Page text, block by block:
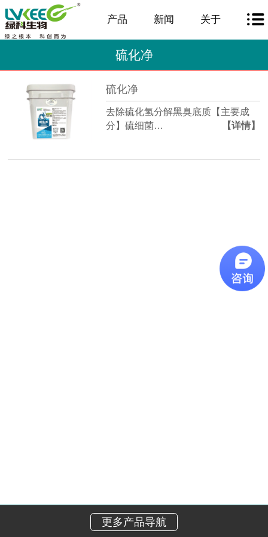
产品 新闻 关于
硫化净
硫化净
去除硫化氢分解黑臭底质【主要成
分】硫细菌…
【详情】
更多产品导航